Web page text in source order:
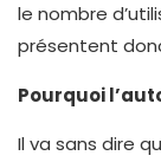
le nombre
présentent
Pourquoi
Il va sans dire